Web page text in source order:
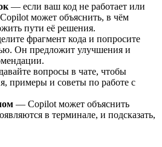
— если ваш код не работает или
может объяснить, в чём
пути её решения.
фрагмент кода и попросите
Он предложит улучшения и
вопросы в чате, чтобы
примеры и советы по работе с
— Copilot может объяснить
в терминале, и подсказать,